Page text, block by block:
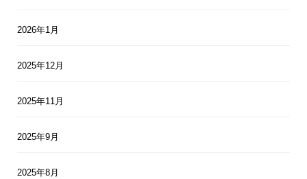
2026年1月
2025年12月
2025年11月
2025年9月
2025年8月